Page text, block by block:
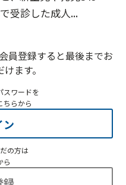
受診した成人...
員登録すると最後までお
ます。
スワードを
ちらから
ン
の方は
ら